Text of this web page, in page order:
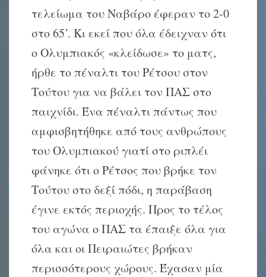
τελείωμα του Ναβάρο έφεραν το 2-0
στο 65’. Κι εκεί που όλα έδειχναν ότι
ο Ολυμπιακός «κλείδωσε» το ματς,
ήρθε το πέναλτι του Ρέτσου στον
Τούτου για να βάλει τον ΠΑΣ στο
παιχνίδι. Ένα πέναλτι πάντως που
αμφισβητήθηκε από τους ανθρώπους
του Ολυμπιακού γιατί στο ριπλέι
φάνηκε ότι ο Ρέτσος που βρήκε τον
Τούτου στο δεξί πόδι, η παράβαση
έγινε εκτός περιοχής. Προς το τέλος
του αγώνα ο ΠΑΣ τα έπαιξε όλα για
όλα και οι Πειραιώτες βρήκαν
περισσότερους χώρους. Έχασαν μία